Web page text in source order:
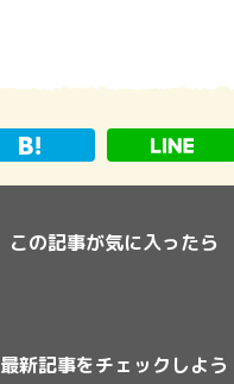
この記事が気に入ったら
最新記事をチェックしよう